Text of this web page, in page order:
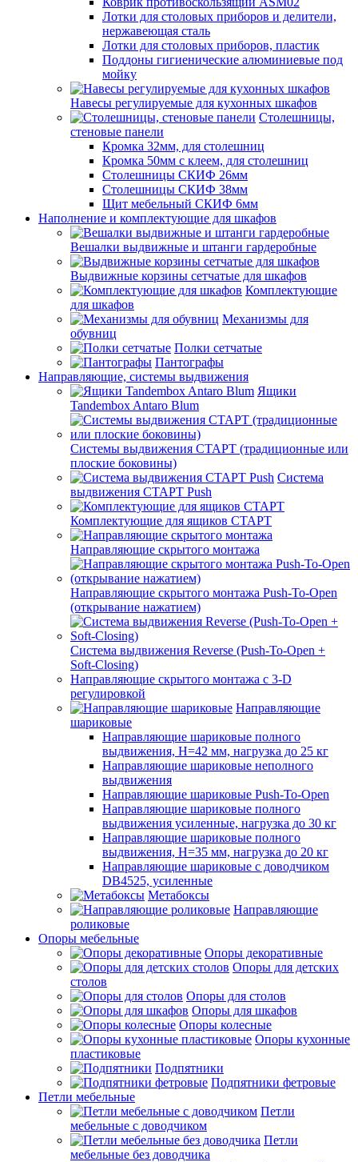
Лотки для столовых приборов и делители,
нержавеющая сталь
Лотки для столовых приборов, пластик
Поддоны гигиенические алюминиевые под
мойку
Навесы регулируемые для кухонных шкафов
Столешницы,
стеновые панели
Кромка 32мм, для столешниц
Кромка 50мм с клеем, для столешниц
Столешницы СКИФ 26мм
Столешницы СКИФ 38мм
Щит мебельный СКИФ 6мм
Наполнение и комплектующие для шкафов
Вешалки выдвижные и штанги гардеробные
Выдвижные корзины сетчатые для шкафов
Комплектующие
для шкафов
Механизмы для
обувниц
Полки сетчатые
Пантографы
Направляющие, системы выдвижения
Ящики
Tandembox Antaro Blum
Системы выдвижения СТАРТ (традиционные или
плоские боковины)
Система
выдвижения СТАРТ Push
Комплектующие для ящиков СТАРТ
Направляющие скрытого монтажа
Направляющие скрытого монтажа Push-To-Open
(открывание нажатием)
Система выдвижения Reverse (Push-To-Open +
Soft-Closing)
Направляющие скрытого монтажа с 3-D
регулировкой
Направляющие
шариковые
Направляющие шариковые полного
выдвижения, H=42 мм, нагрузка до 25 кг
Направляющие шариковые неполного
выдвижения
Направляющие шариковые Push-To-Open
Направляющие шариковые полного
выдвижения усиленные, нагрузка до 30 кг
Направляющие шариковые полного
выдвижения, H=35 мм, нагрузка до 20 кг
Направляющие шариковые с доводчиком
DB4525, усиленные
Метабоксы
Направляющие
роликовые
Опоры мебельные
Опоры декоративные
Опоры для детских
столов
Опоры для столов
Опоры для шкафов
Опоры колесные
Опоры кухонные
пластиковые
Подпятники
Подпятники фетровые
Петли мебельные
Петли
мебельные с доводчиком
Петли
мебельные без доводчика